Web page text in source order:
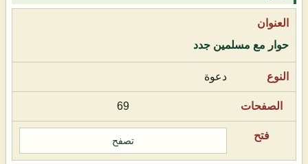
حوار مع مسلمين جدد
دعوة
69
تصفح